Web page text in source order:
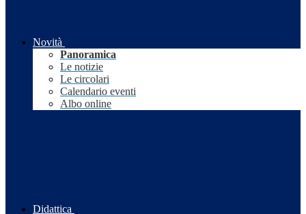
Novità
Panoramica
Le notizie
Le circolari
Calendario eventi
Albo online
Didattica